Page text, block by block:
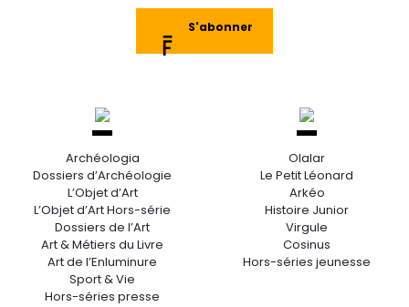
S'abonner
Archéologia
Dossiers d’Archéologie
L’Objet d’Art
L’Objet d’Art Hors-série
Dossiers de l’Art
Art & Métiers du Livre
Art de l’Enluminure
Sport & Vie
Hors-séries presse
Olalar
Le Petit Léonard
Arkéo
Histoire Junior
Virgule
Cosinus
Hors-séries jeunesse